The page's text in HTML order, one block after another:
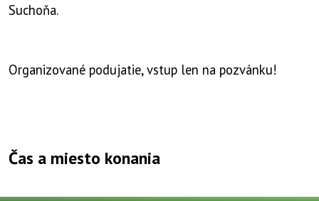
Suchoňa.
Organizované podujatie, vstup len na pozvánku!
Čas a miesto konania